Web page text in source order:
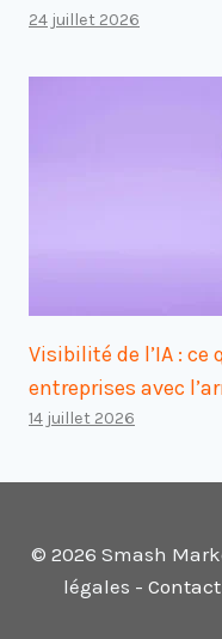
24 juillet 2026
Visibilité de l’IA :
entreprises avec
14 juillet 2026
© 2026 Smash
légales - Contact